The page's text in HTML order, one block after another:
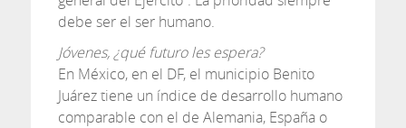
debe ser el ser humano.
Jóvenes, ¿qué futuro les espera?
En México, en el DF, el municipio Benito
Juárez tiene un índice de desarrollo humano
comparable con el de Alemania, España o